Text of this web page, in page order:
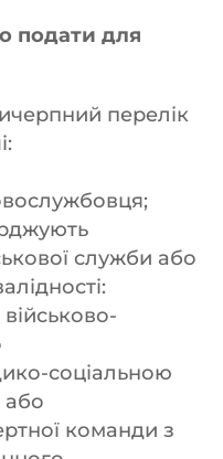
подати для
перелік
служби або
соціальною
або
команди з